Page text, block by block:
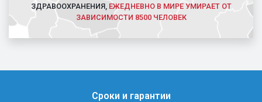
ЗДРАВООХРАНЕНИЯ, ЕЖЕДНЕВНО В МИРЕ УМИРАЕТ ОТ
ЗАВИСИМОСТИ 8500 ЧЕЛОВЕК
Сроки и гарантии